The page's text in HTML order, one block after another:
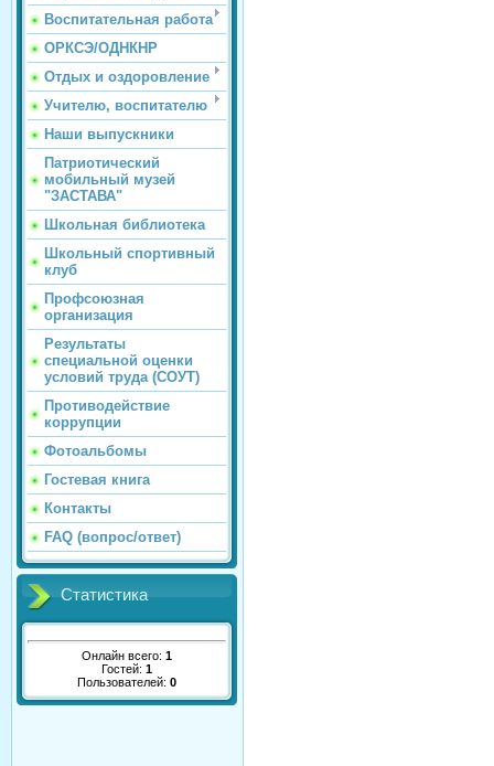
Воспитательная работа
ОРКСЭ/ОДНКНР
Отдых и оздоровление
Учителю, воспитателю
Наши выпускники
Патриотический
мобильный музей
"ЗАСТАВА"
Школьная библиотека
Школьный спортивный
клуб
Профсоюзная
организация
Результаты
специальной оценки
условий труда (СОУТ)
Противодействие
коррупции
Фотоальбомы
Гостевая книга
Контакты
FAQ (вопрос/ответ)
Статистика
Онлайн всего: 1
Гостей: 1
Пользователей: 0